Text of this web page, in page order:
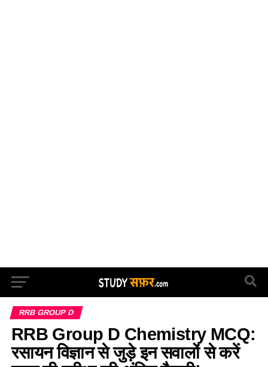
RRB GROUP D
RRB Group D Chemistry MCQ:
रसायन विज्ञान से जुड़े इन सवालों से करें